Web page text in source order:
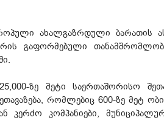
ახალგაზრდული ბარათის
გაფორმებული
ზე მეტი საერთაშორისო
რომლებიც 600-ზე მეტ
კერძო კომპანიები,